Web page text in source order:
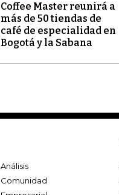
Coffee Master reunirá a
más de 50 tiendas de
café de especialidad en
Bogotá y la Sabana
Análisis
Comunidad